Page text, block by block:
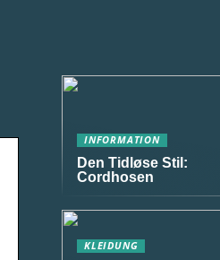
INFORMATION
Den Tidløse Stil:
Cordhosen
KLEIDUNG